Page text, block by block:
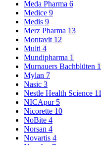
Meda Pharma 6
Medice 9
Medis 9
Merz Pharma 13
Montavit 12
Multi 4
Mundipharma 1
Murnauers Bachblüten 1
Mylan 7
Nasic 3
Nestle Health Science 11
NICApur 5
Nicorette 10
NoBite 4
Norsan 4
Novartis 4